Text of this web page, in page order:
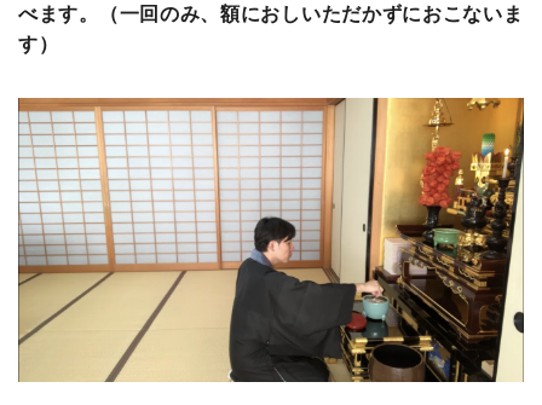
べます。
（一回のみ、額におしいただかずにおこないま
す）